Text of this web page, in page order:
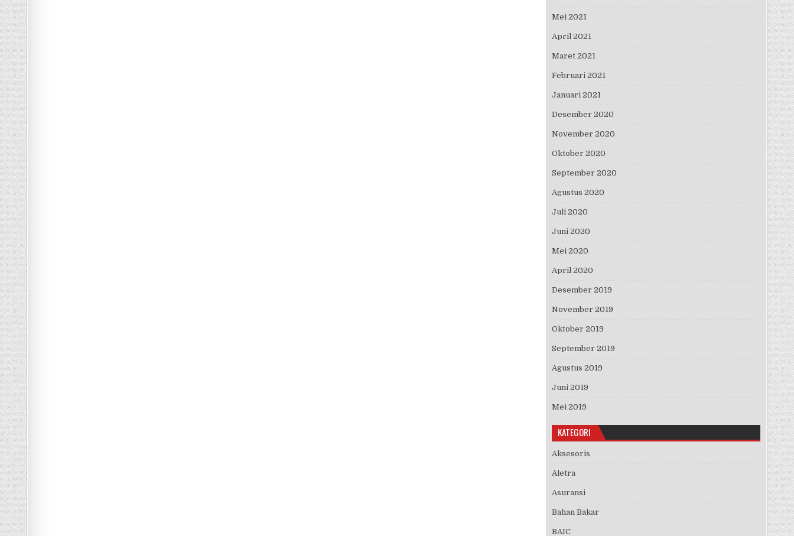
Mei 2021
April 2021
Maret 2021
Februari 2021
Januari 2021
Desember 2020
November 2020
Oktober 2020
September 2020
Agustus 2020
Juli 2020
Juni 2020
Mei 2020
April 2020
Desember 2019
November 2019
Oktober 2019
September 2019
Agustus 2019
Juni 2019
Mei 2019
KATEGORI
Aksesoris
Aletra
Asuransi
Bahan Bakar
BAIC